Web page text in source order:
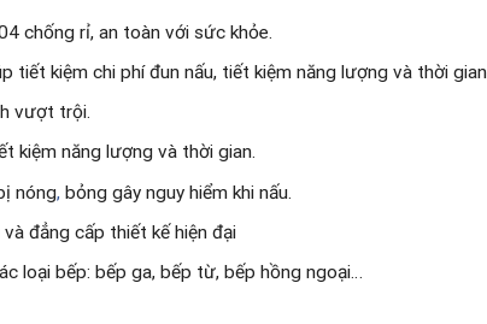
chống rỉ, an toàn với sức khỏe.
tiết kiệm chi phí đun nấu, tiết kiệm năng lượng và thời
vượt trội.
kiệm năng lượng và thời gian.
nóng, bỏng gây nguy hiểm khi nấu.
đẳng cấp thiết kế hiện đại
loại bếp: bếp ga, bếp từ, bếp hồng ngoại…